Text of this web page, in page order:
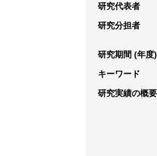
研究代表者
研究分担者
研究期間 (年度)
キーワード
研究実績の概要